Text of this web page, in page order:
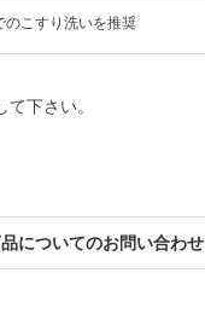
のこすり洗いを推奨
下さい。
についてのお問い合わせ